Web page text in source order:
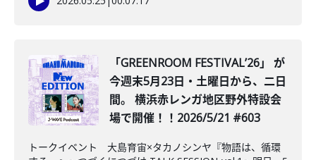
「GREENROOM FESTIVALʼ26」 が
今週末5月23日・土曜日から、二日
間。 横浜赤レンガ地区野外特設会
場で開催！！2026/5/21 #603
トークイベント 大島育宙×タカノシンヤ『物語は、循環